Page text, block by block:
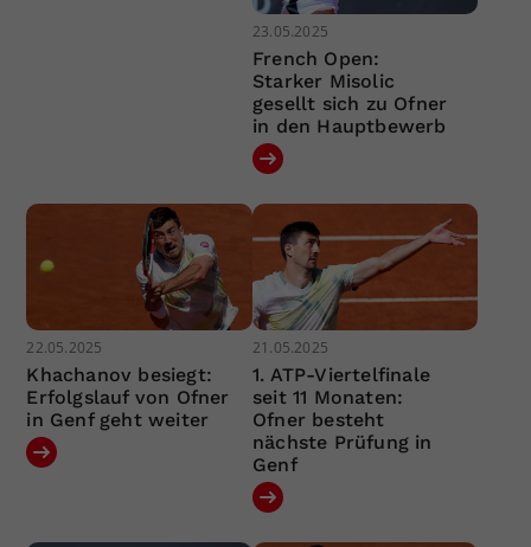
23.05.2025
French Open:
Starker Misolic
gesellt sich zu Ofner
in den Hauptbewerb
22.05.2025
Khachanov besiegt:
Erfolgslauf von Ofner
in Genf geht weiter
21.05.2025
1. ATP-Viertelfinale
seit 11 Monaten:
Ofner besteht
nächste Prüfung in
Genf